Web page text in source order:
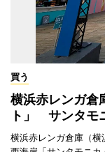
買う
横浜赤レンガ倉
ト」 サンタモ
横浜赤レンガ倉庫（横